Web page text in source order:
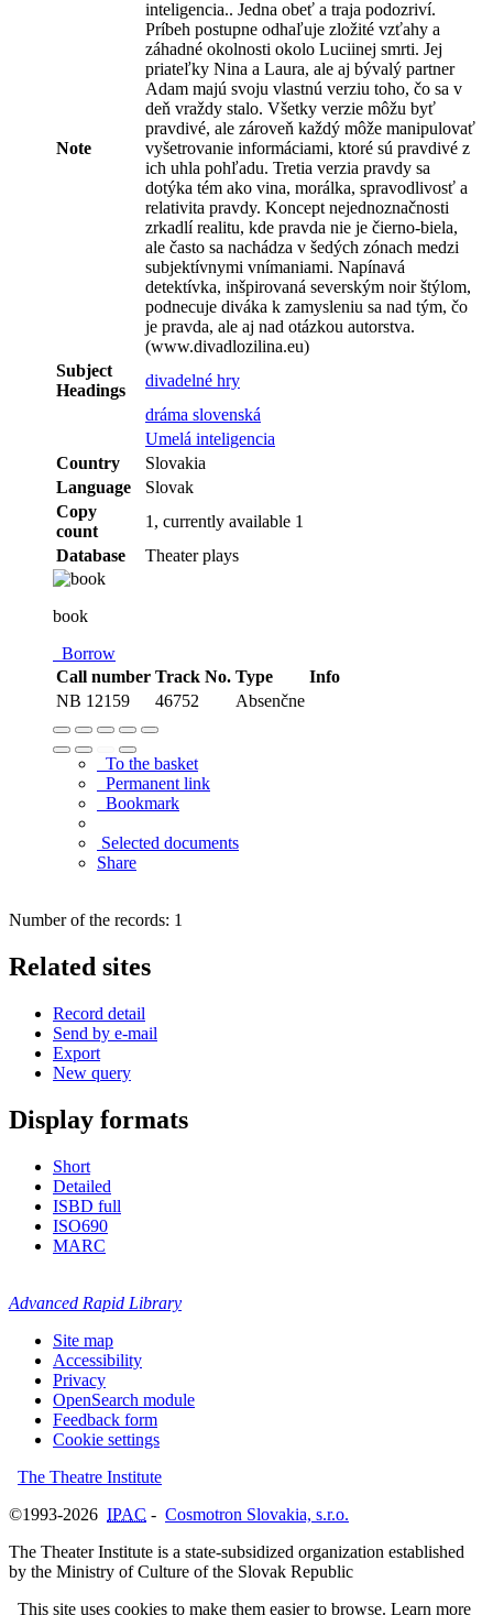
Note
inteligencia.. Jedna obeť a traja podozriví.
Príbeh postupne odhaľuje zložité vzťahy a
záhadné okolnosti okolo Luciinej smrti. Jej
priateľky Nina a Laura, ale aj bývalý partner
Adam majú svoju vlastnú verziu toho, čo sa v
deň vraždy stalo. Všetky verzie môžu byť
pravdivé, ale zároveň každý môže manipulovať
vyšetrovanie informáciami, ktoré sú pravdivé z
ich uhla pohľadu. Tretia verzia pravdy sa
dotýka tém ako vina, morálka, spravodlivosť a
relativita pravdy. Koncept nejednoznačnosti
zrkadlí realitu, kde pravda nie je čierno-biela,
ale často sa nachádza v šedých zónach medzi
subjektívnymi vnímaniami. Napínavá
detektívka, inšpirovaná severským noir štýlom,
podnecuje diváka k zamysleniu sa nad tým, čo
je pravda, ale aj nad otázkou autorstva.
(www.divadlozilina.eu)
Subject
Headings
divadelné hry
dráma slovenská
Umelá inteligencia
Country
Slovakia
Language
Slovak
Copy
count
1, currently available 1
Database
Theater plays
book
Borrow
Call number Track No. Type
Info
NB 12159
46752 Absenčne
To the basket
Permanent link
Bookmark
Selected documents
Share
Number of the records: 1
Related sites
Record detail
Send by e-mail
Export
New query
Display formats
Short
Detailed
ISBD full
ISO690
MARC
Advanced Rapid Library
Site map
Accessibility
Privacy
OpenSearch module
Feedback form
Cookie settings
The Theatre Institute
©1993-2026 IPAC - Cosmotron Slovakia, s.r.o.
The Theater Institute is a state-subsidized organization established
by the Ministry of Culture of the Slovak Republic
This site uses cookies to make them easier to browse. Learn more